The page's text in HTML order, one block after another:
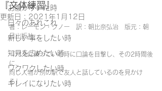
お腹がすいた時
日々のあれこれ
新しい事をしたい時
知見を広めたい時
ワクワクしたい時
キレイになりたい時
『文体練習』
更新日： 2021年1月12日
著：レーモン・クノー　訳：朝比奈弘治　版元：朝
日出版社
「バスに乗っている時に口論を目撃し、その2時間後
に、
同じ人物が別の駅で友人と話しているのを見かけ
る」